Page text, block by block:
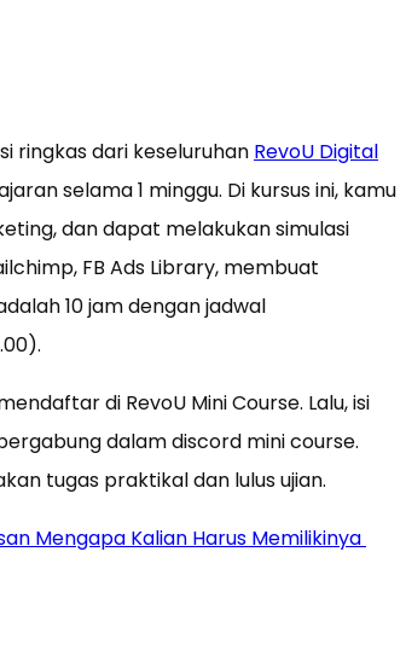
ringkas dari keseluruhan RevoU Digital
selama 1 minggu. Di kursus ini, kamu
dan dapat melakukan simulasi
FB Ads Library, membuat
10 jam dengan jadwal
di RevoU Mini Course. Lalu, isi
dalam discord mini course.
tugas praktikal dan lulus ujian.
Mengapa Kalian Harus Memilikinya